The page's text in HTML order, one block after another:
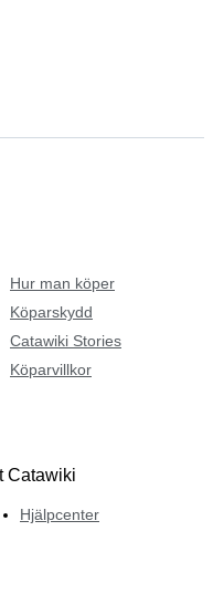
Hur man köper
Köparskydd
Catawiki Stories
Köparvillkor
Catawiki
Hjälpcenter